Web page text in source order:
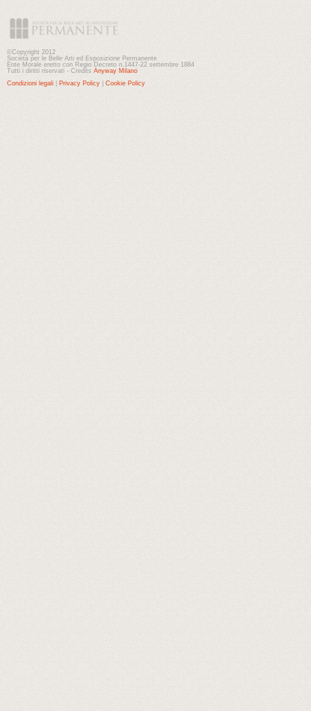
©Copyright 2012
Società per le Belle Arti ed Esposizione Permanente
Ente Morale eretto con Regio Decreto n.1447-22 settembre 1884
Tutti i diritti riservati - Credits Anyway Milano
Condizioni legali
Privacy Policy Cookie Policy